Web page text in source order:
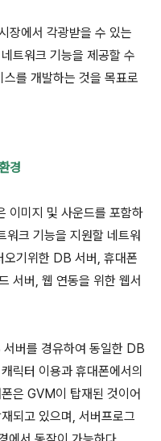
장에서 각광받을 수 있는
트워크 기능을 제공할 수
를 개발하는 것을 목표로
경
이미지 및 사운드를 포함하
크 기능을 지원할 네트워
오기위한 DB 서버, 휴대폰
서버, 웹 연동을 위한 웹서
버를 경유하여 동일한 DB
릭터 이용과 휴대폰에서의
은 GVM이 탑재된 것이어
되고 있으며, 서버프로그